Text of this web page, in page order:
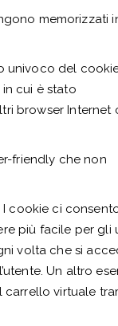
memorizzati
univoco del
cui è stato
browser Internet
friendly che non
cookie ci
più facile per gli
volta che si
Un altro
carrello virtuale